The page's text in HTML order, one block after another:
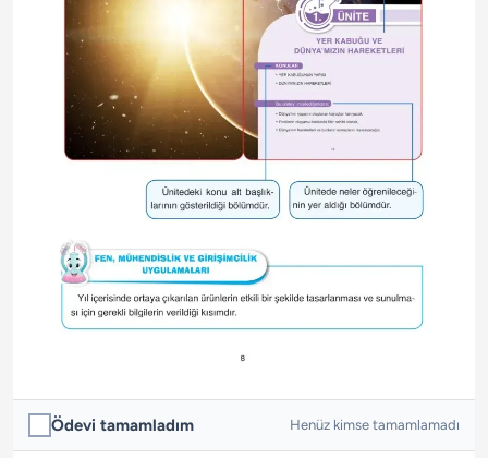
Ödevi tamamladım Henüz kimse tamamlamadı